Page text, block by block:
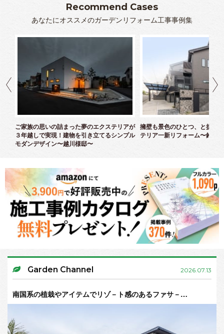
Recommend Cases
あなたにオススメのガーデンリフォーム工事事例集
ご家族の思いの詰まった夢のエクステリアが
３年越しで実現！建物を引き立てるシンプル
モダンデザイン〜越川様邸〜
擁壁も景色のひとつ、と捉え
テリア一新リフォーム〜鈴木
Garden Channel 2026.07.13
南国系の植栽やアイテムでリゾ－ト感のあるファサ－…